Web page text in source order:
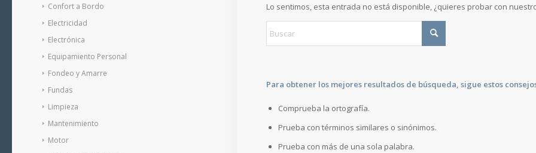
Lo sentimos, esta entrada no está disponible, ¿quieres probar con
Para obtener los mejores resultados de búsqueda, sigue estos
Comprueba la ortografía.
Prueba con términos similares o sinónimos.
Prueba con más de una sola palabra.
Confort a Bordo
Electricidad
Electrónica
Equipamiento Personal
Fondeo y Amarre
Fundas
Limpieza
Mantenimiento
Motor